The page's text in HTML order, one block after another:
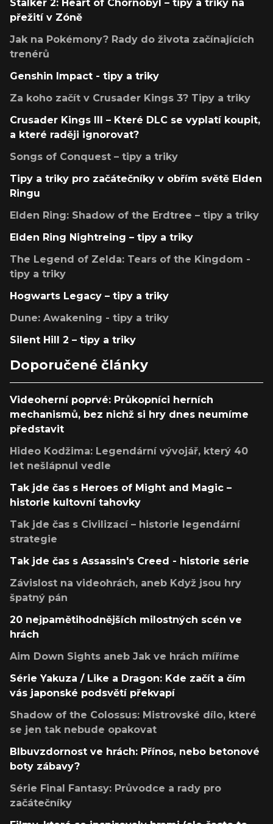
Stalker 2: Heart of Chornobyl – tipy a triky na
přežití v Zóně
Jak na Pokémony? Rady do života začínajících
trenérů
Genshin Impact - tipy a triky
Za koho začít v Crusader Kings 3? Tipy a triky
Crusader Kings III – Které DLC se vyplatí koupit,
a které raději ignorovat?
Songs of Conquest – tipy a triky
Tipy a triky pro začátečníky v obřím světě Elden
Ringu
Elden Ring: Shadow of the Erdtree – tipy a triky
Elden Ring Nightreing – tipy a triky
The Legend of Zelda: Tears of the Kingdom -
tipy a triky
Hogwarts Legacy – tipy a triky
Dune: Awakening - tipy a triky
Silent Hill 2 – tipy a triky
Doporučené články
Videoherní poprvé: Průkopníci herních
mechanismů, bez nichž si hry dnes neumíme
představit
Hideo Kodžima: Legendární vývojář, který 40
let nešlápnul vedle
Tak jde čas s Heroes of Might and Magic –
historie kultovní tahovky
Tak jde čas s Civilizací – historie legendární
strategie
Tak jde čas s Assassin's Creed - historie série
Závislost na videohrách, aneb Když jsou hry
špatný pán
20 nejpamětihodnějších milostných scén ve
hrách
Aim Down Sights aneb Jak ve hrách míříme
Série Yakuza / Like a Dragon: Kde začít a čím
vás japonské podsvětí překvapí
Shadow of the Colossus: Mistrovské dílo, které
se jen tak nebude opakovat
Blbuvzdornost ve hrách: Přínos, nebo betonové
boty zábavy?
Série Final Fantasy: Průvodce a rady pro
začátečníky